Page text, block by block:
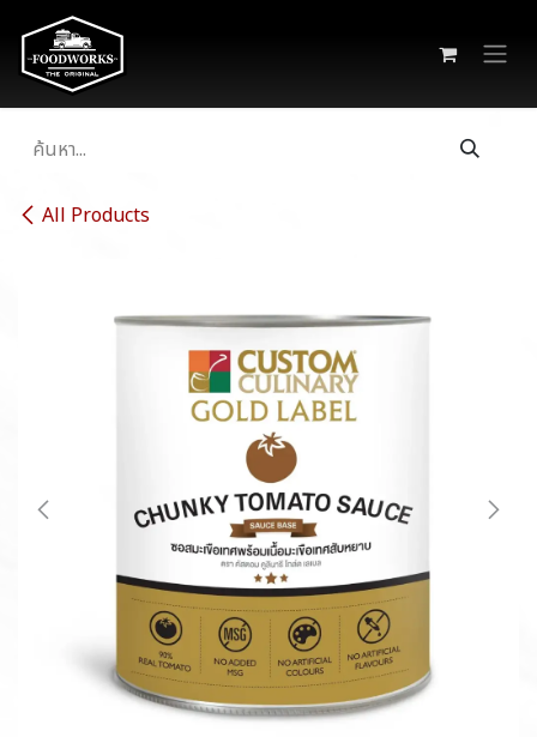
Skip to Content
All Products